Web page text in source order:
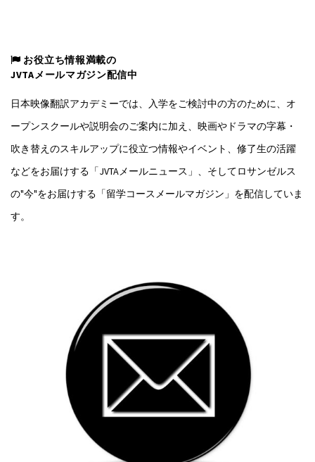
お役立ち情報満載の
JVTAメールマガジン配信中
日本映像翻訳アカデミーでは、入学をご検討中の方のために、オ
ープンスクールや説明会のご案内に加え、映画やドラマの字幕・
吹き替えのスキルアップに役立つ情報やイベント、修了生の活躍
などをお届けする「JVTAメールニュース」、そしてロサンゼルス
の"今"をお届けする「留学コースメールマガジン」を配信していま
す。